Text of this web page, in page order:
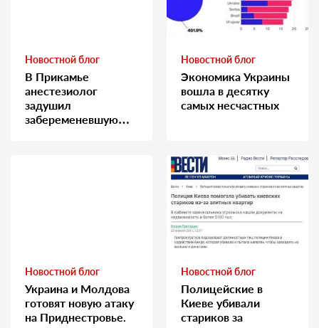
Новостной блог
В Прикамье
анестезиолог
задушил
забеременевшую
Новостной блог
Экономика Украины
вошла в десятку
самых несчастных
Новостной блог
Украина и Молдова
готовят новую атаку
на Приднестровье.
Новостной блог
Полицейские в
Киеве убивали
стариков за